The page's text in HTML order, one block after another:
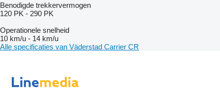
Benodigde trekkervermogen
120 PK - 290 PK
Operationele snelheid
10 km/u - 14 km/u
Alle specificaties van Väderstad Carrier CR